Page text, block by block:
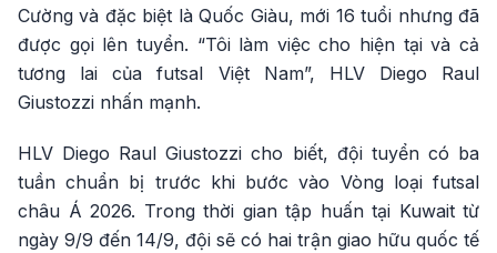
Cường và đặc biệt là Quốc Giàu, mới 16 tuổi nhưng đã
được gọi lên tuyển. “Tôi làm việc cho hiện tại và cả
tương lai của futsal Việt Nam”, HLV Diego Raul
Giustozzi nhấn mạnh.
HLV Diego Raul Giustozzi cho biết, đội tuyển có ba
tuần chuẩn bị trước khi bước vào Vòng loại futsal
châu Á 2026. Trong thời gian tập huấn tại Kuwait từ
ngày 9/9 đến 14/9, đội sẽ có hai trận giao hữu quốc tế